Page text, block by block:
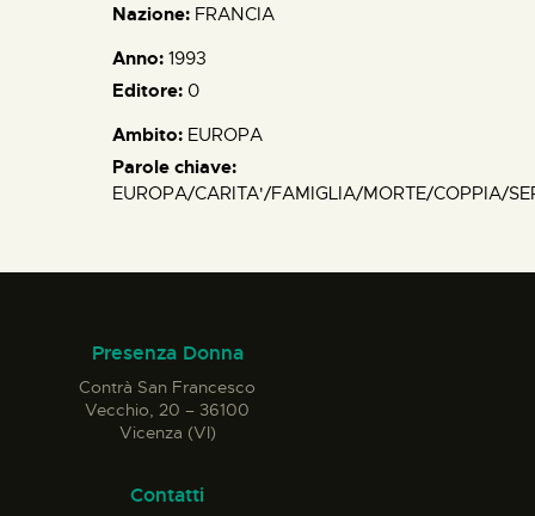
Nazione: FRANCIA
Anno: 1993
Editore: 0
Ambito: EUROPA
Parole chiave:
EUROPA/CARITA'/FAMIGLIA/MORTE/COPPIA/
Presenza Donna
Contrà San Francesco
Vecchio, 20 – 36100
Vicenza (VI)
Contatti